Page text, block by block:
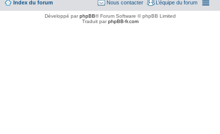
Index du forum L’équipe du forum
Nous contacter
Développé parphpBB® Forum Software © phpBB Limited
Traduit parphpBB-fr.com